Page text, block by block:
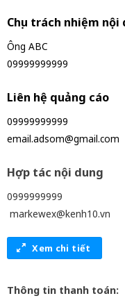
Chịu trách nhiệm nội
Ông ABC
09999999999
Liên hệ quảng cáo
09999999999
email.adsom@gmail.com
Hợp tác nội dung
0999999999
markewex@kenh10.vn
Xem chi tiết
Thông tin thanh toán: